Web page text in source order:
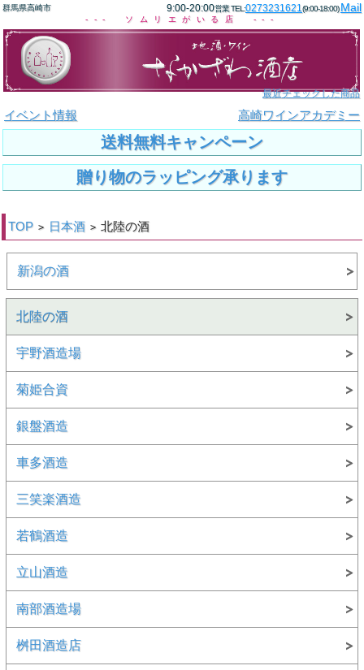
群馬県高崎市 9:00-20:00営業 TEL:0273231621(9:00-18:00)Mail
--- ソムリエがいる店 ---
最近チェックした商品
イベント情報 高崎ワインアカデミー
送料無料キャンペーン
贈り物のラッピング承ります
TOP > 日本酒 > 北陸の酒
新潟の酒
北陸の酒
宇野酒造場
菊姫合資
銀盤酒造
車多酒造
三笑楽酒造
若鶴酒造
立山酒造
南部酒造場
桝田酒造店